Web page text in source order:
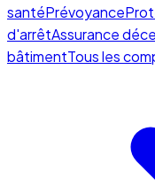
santéPrévoyance
d'arrêtAssurance
bâtimentTous les